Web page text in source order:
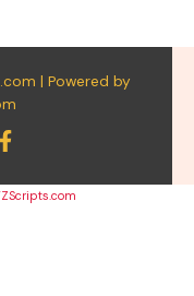
| Powered by